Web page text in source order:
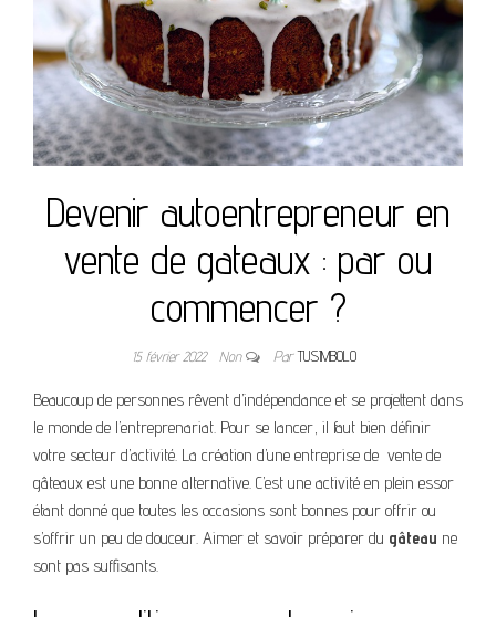
Devenir autoentrepreneur en
vente de gateaux : par ou
commencer ?
15 février 2022 Non ParTUSIMBOLO
Beaucoup de personnes rêvent d’indépendance et se projettent dans
le monde de l’entreprenariat. Pour se lancer, il faut bien définir
votre secteur d’activité. La création d’une entreprise de vente de
gâteaux est une bonne alternative. C’est une activité en plein essor
étant donné que toutes les occasions sont bonnes pour offrir ou
s’offrir un peu de douceur. Aimer et savoir préparer du gâteau ne
sont pas suffisants.